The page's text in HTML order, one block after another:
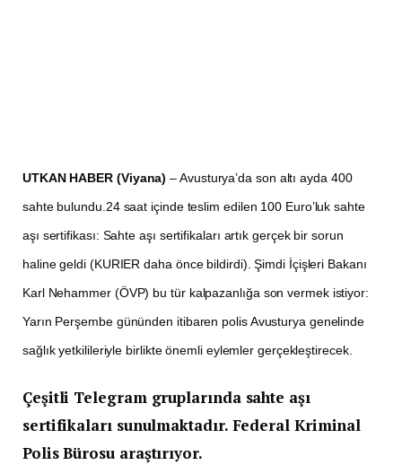
UTKAN HABER (Viyana) – Avusturya’da son altı ayda 400
sahte bulundu.24 saat içinde teslim edilen 100 Euro’luk sahte
aşı sertifikası: Sahte aşı sertifikaları artık gerçek bir sorun
haline geldi (KURIER daha önce bildirdi). Şimdi İçişleri Bakanı
Karl Nehammer (ÖVP) bu tür kalpazanlığa son vermek istiyor:
Yarın Perşembe gününden itibaren polis Avusturya genelinde
sağlık yetkilileriyle birlikte önemli eylemler gerçekleştirecek.
Çeşitli Telegram gruplarında sahte aşı
sertifikaları sunulmaktadır. Federal Kriminal
Polis Bürosu araştırıyor.